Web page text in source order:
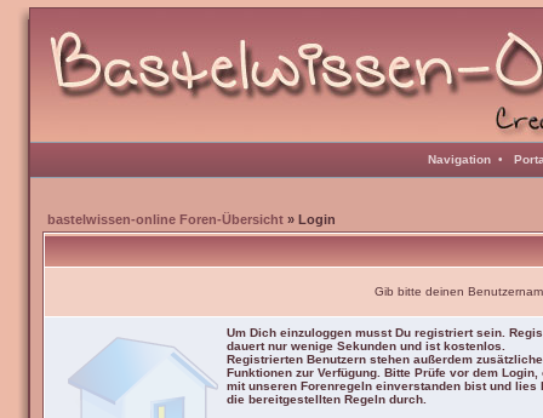
Navigation •
bastelwissen-online Foren-Übersicht » Login
Gib bitte deinen
Um Dich einzuloggen musst Du registriert sein.
dauert nur wenige Sekunden und ist kostenlos.
Registrierten Benutzern stehen außerdem zusätzliche
Funktionen zur Verfügung. Bitte Prüfe vor dem Login,
mit unseren Forenregeln einverstanden bist und lies
die bereitgestellten Regeln durch.